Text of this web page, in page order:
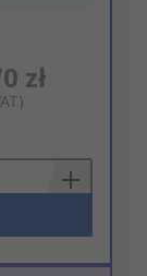
zł